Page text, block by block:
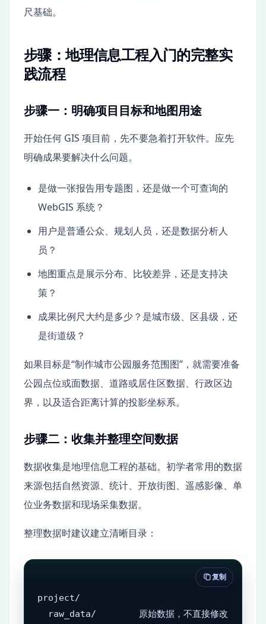
尺基础。
步骤：地理信息工程入门的完整实
践流程
步骤一：明确项目目标和地图用途
开始任何 GIS 项目前，先不要急着打开软件。应先
明确成果要解决什么问题。
是做一张报告用专题图，还是做一个可查询的
WebGIS 系统？
用户是普通公众、规划人员，还是数据分析人
员？
地图重点是展示分布、比较差异，还是支持决
策？
成果比例尺大约是多少？是城市级、区县级，还
是街道级？
如果目标是“制作城市公园服务范围图”，就需要准备
公园点位或面数据、道路或居住区数据、行政区边
界，以及适合距离计算的投影坐标系。
步骤二：收集并整理空间数据
数据收集是地理信息工程的基础。初学者常用的数据
来源包括自然资源、统计、开放街图、遥感影像、单
位业务数据和现场采集数据。
整理数据时建议建立清晰目录：
project/
  raw_data/        原始数据，不直接修改
复制